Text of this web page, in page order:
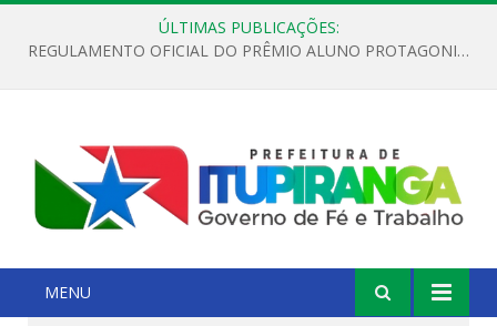
ÚLTIMAS PUBLICAÇÕES:
REGULAMENTO OFICIAL DO PRÊMIO ALUNO PROTAGONISTA – EDIÇÃO 2026
MENU